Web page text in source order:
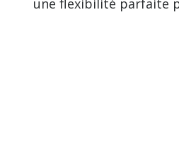
une flexibilité parfaite